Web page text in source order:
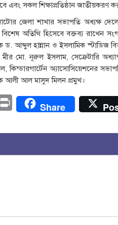
এবং সকল শিক্ষাপ্রতিষ্ঠান জাতীয়করণ
জেলা শাখার সভাপতি অধ্যক্ষ
বিশেষ অতিথি হিসেবে বক্তব্য রাখেন
ড. আব্দুল হান্নান ও ইসলামিক
মো. নূরুল ইসলাম, সেক্রেটারি
অ্যাসোসিয়েশনের
আলী আল মাসুদ মিলন প্রমুখ।
PrintShare